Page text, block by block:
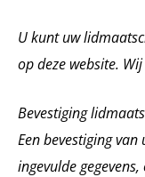
U kunt uw
op deze website.
Bevestiging
Een bevestiging
ingevulde